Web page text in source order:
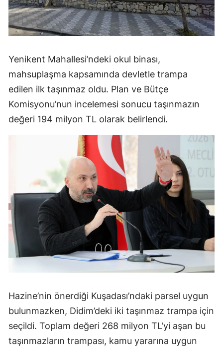
Yenikent Mahallesi’ndeki okul binası,
mahsuplaşma kapsamında devletle trampa
edilen ilk taşınmaz oldu. Plan ve Bütçe
Komisyonu’nun incelemesi sonucu taşınmazın
değeri 194 milyon TL olarak belirlendi.
Hazine’nin önerdiği Kuşadası’ndaki parsel uygun
bulunmazken, Didim’deki iki taşınmaz trampa için
seçildi. Toplam değeri 268 milyon TL’yi aşan bu
taşınmazların trampası, kamu yararına uygun